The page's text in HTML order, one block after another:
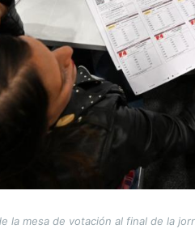
la mesa de votación al final de la